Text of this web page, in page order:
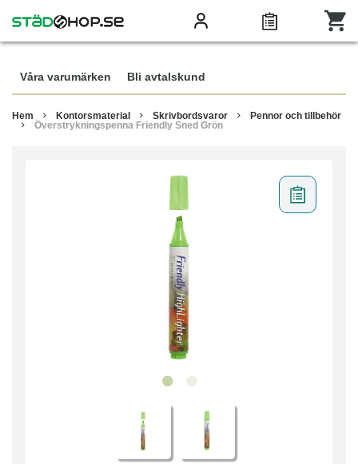
Våra varumärken Bli avtalskund
Hem Kontorsmaterial Skrivbordsvaror
Pennor och tillbehör
Överstrykningspenna Friendly Sned Grön